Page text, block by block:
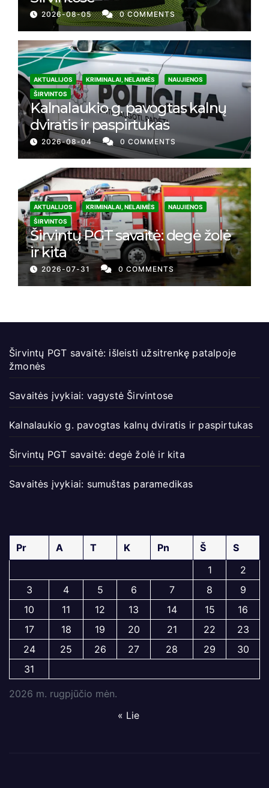
2026-08-05 0 COMMENTS
AKTUALIJOS KRIMINALAI, NELAIMĖS
NAUJIENOS
ŠIRVINTOS
Kalnalaukio g. pavogtas kalnų
dviratis ir paspirtukas
2026-08-04 0 COMMENTS
AKTUALIJOS KRIMINALAI, NELAIMĖS
NAUJIENOS
ŠIRVINTOS
Širvintų PGT savaitė: degė žolė
ir kita
2026-07-31 0 COMMENTS
Širvintų PGT savaitė: išleisti užsitrenkę patalpoje
žmonės
Savaitės įvykiai: vagystė Širvintose
Kalnalaukio g. pavogtas kalnų dviratis ir paspirtukas
Širvintų PGT savaitė: degė žolė ir kita
Savaitės įvykiai: sumuštas paramedikas
2026 m. rugpjūčio mėn.
Pr A T K Pn Š
S
1
2
3
4 5 6 7 8
9
10
11 12 13 14 15
16
17
18 19 20 21 22
23
24
25 26 27 28 29
30
31
« Lie